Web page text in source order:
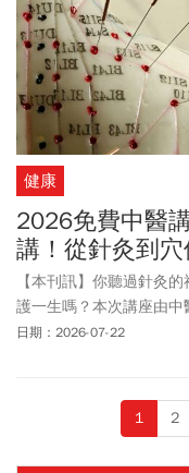
健康
2026免費中醫
講！從針灸到穴
【本刊訊】你聽過針灸
護一生嗎？本次講座由
量級中醫權威聯手，從宏
醫院國際會議中心301廳
上免費報名，名額有限。
日期：2026-07-22
1 2